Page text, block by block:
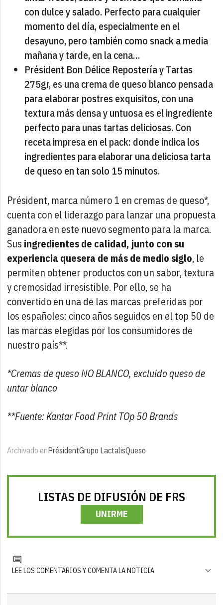
con dulce y salado. Perfecto para cualquier
momento del día, especialmente en el
desayuno, pero también como snack a media
mañana y tarde, en la cena…
Président Bon Délice Repostería y Tartas
275gr, es una crema de queso blanco pensada
para elaborar postres exquisitos, con una
textura más densa y untuosa es el ingrediente
perfecto para unas tartas deliciosas. Con
receta impresa en el pack: donde indica los
ingredientes para elaborar una deliciosa tarta
de queso en tan solo 15 minutos.
Président, marca número 1 en cremas de queso*,
cuenta con el liderazgo para lanzar una propuesta
ganadora en este nuevo segmento para la marca.
Sus ingredientes de calidad, junto con su
experiencia quesera de más de medio siglo, le
permiten obtener productos con un sabor, textura
y cremosidad irresistible. Por ello, se ha
convertido en una de las marcas preferidas por
los españoles: cinco años seguidos en el top 50 de
las marcas elegidas por los consumidores de
nuestro país**.
*Cremas de queso NO BLANCO, excluido queso de
untar blanco
**Fuente: Kantar Food Print TOp 50 Brands
Archivado enPrésidentGrupo LactalisQueso
LISTAS DE DIFUSIÓN DE FRS
UNIRME
LEE LOS COMENTARIOS Y COMENTA LA NOTICIA